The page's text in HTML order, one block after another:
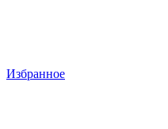
Избранное